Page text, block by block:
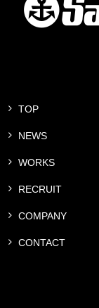
TOP
NEWS
WORKS
RECRUIT
COMPANY
CONTACT